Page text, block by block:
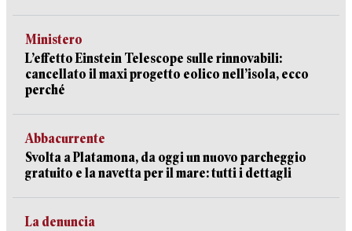
Ministero
L’effetto Einstein Telescope sulle rinnovabili:
cancellato il maxi progetto eolico nell’isola, ecco
perché
Abbacurrente
Svolta a Platamona, da oggi un nuovo parcheggio
gratuito e la navetta per il mare: tutti i dettagli
La denuncia